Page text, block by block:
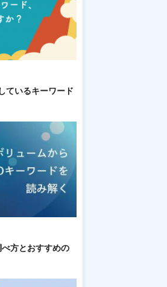
ているキーワード
方とおすすめの